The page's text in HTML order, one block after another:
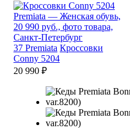
37 Premiata Кроссовки
Conny 5204
20 990 ₽